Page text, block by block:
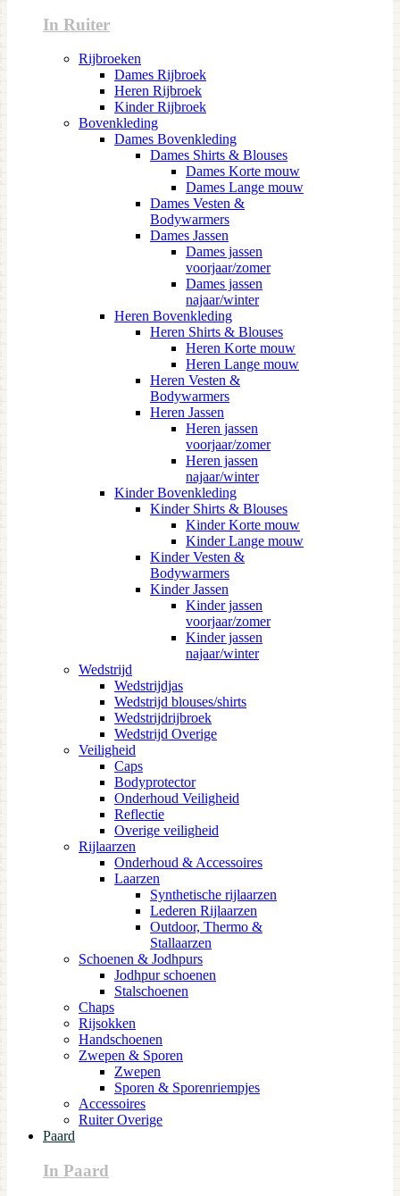
In Ruiter
Rijbroeken
Dames Rijbroek
Heren Rijbroek
Kinder Rijbroek
Bovenkleding
Dames Bovenkleding
Dames Shirts & Blouses
Dames Korte mouw
Dames Lange mouw
Dames Vesten &
Bodywarmers
Dames Jassen
Dames jassen
voorjaar/zomer
Dames jassen
najaar/winter
Heren Bovenkleding
Heren Shirts & Blouses
Heren Korte mouw
Heren Lange mouw
Heren Vesten &
Bodywarmers
Heren Jassen
Heren jassen
voorjaar/zomer
Heren jassen
najaar/winter
Kinder Bovenkleding
Kinder Shirts & Blouses
Kinder Korte mouw
Kinder Lange mouw
Kinder Vesten &
Bodywarmers
Kinder Jassen
Kinder jassen
voorjaar/zomer
Kinder jassen
najaar/winter
Wedstrijd
Wedstrijdjas
Wedstrijd blouses/shirts
Wedstrijdrijbroek
Wedstrijd Overige
Veiligheid
Caps
Bodyprotector
Onderhoud Veiligheid
Reflectie
Overige veiligheid
Rijlaarzen
Onderhoud & Accessoires
Laarzen
Synthetische rijlaarzen
Lederen Rijlaarzen
Outdoor, Thermo &
Stallaarzen
Schoenen & Jodhpurs
Jodhpur schoenen
Stalschoenen
Chaps
Rijsokken
Handschoenen
Zwepen & Sporen
Zwepen
Sporen & Sporenriempjes
Accessoires
Ruiter Overige
Paard
In Paard